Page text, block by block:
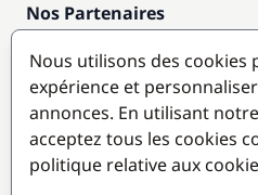
Nos Partenaires
Destinations populaires
Nous utilisons des
expérience et
annonces. En utilisant
acceptez tous les cookies
politique relative aux